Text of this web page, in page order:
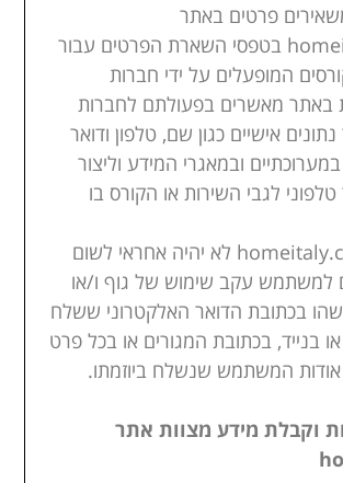
פרטים באתר
homeitaly.co.il בטפסי השארת הפרטים עבור
המופעלים על ידי חברות
באתר מאשרים בפעולתם לחברות
אישיים כגון שם, טלפון ודואר
ובמאגרי המידע וליצור
לגבי השירות או הקורס בו
האתר homeitaly.co.il לא יהיה אחראי לשום
למשתמש עקב שימוש של גוף ו/או
בכתובת הדואר האלקטרוני ששלח
או בנייד, בכתובת המגורים או בכל פרט
המשתמש שנשלח ביוזמתו.
וקבלת מידע מצוות אתר